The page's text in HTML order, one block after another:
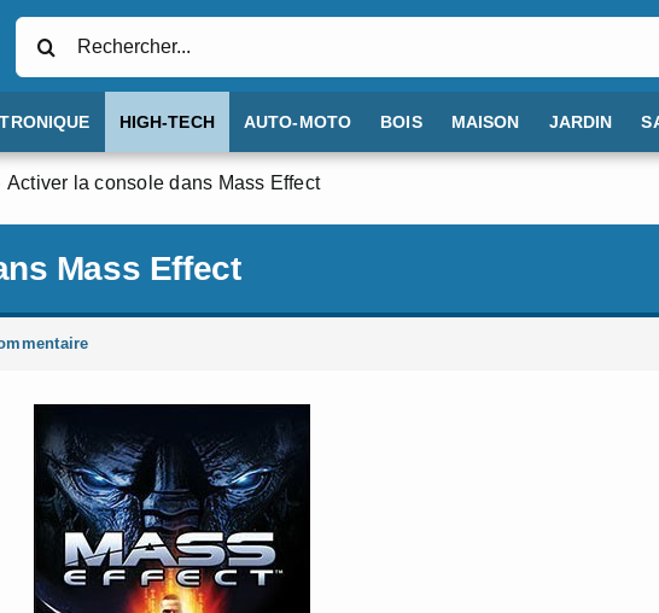
HIGH-TECH AUTO-MOTO BOIS MAISON JARDIN
Activer la console dans Mass Effect
Mass Effect